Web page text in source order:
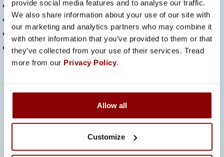
provide social media features and to analyse our traffic.
We also share information about your use of our site with
our marketing and analytics partners who may combine it
with other information that you’ve provided to them or that
they’ve collected from your use of their services. Tread
more from our Privacy Policy.
Allow all
Customize
eräpäivä
toimittajan tunnus reg. määrä
ostoyhtiö ja ostaja
tilausnumero
aiheuttaa maksuviivästyksiä.